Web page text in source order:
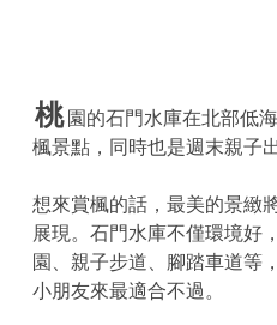
桃 園的石門水庫在北部低
楓景點，同時也是週末親子
想來賞楓的話，最美的景緻
展現。石門水庫不僅環境好
園、親子步道、腳踏車道等
小朋友來最適合不過。